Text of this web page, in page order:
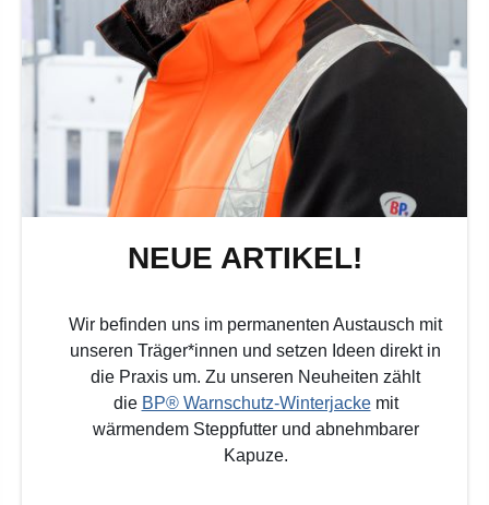
NEUE ARTIKEL!
Wir befinden uns im permanenten Austausch mit
unseren Träger*innen und setzen Ideen direkt in
die Praxis um. Zu unseren Neuheiten zählt
die BP® Warnschutz-Winterjackemit
wärmendem Steppfutter und abnehmbarer
Kapuze.